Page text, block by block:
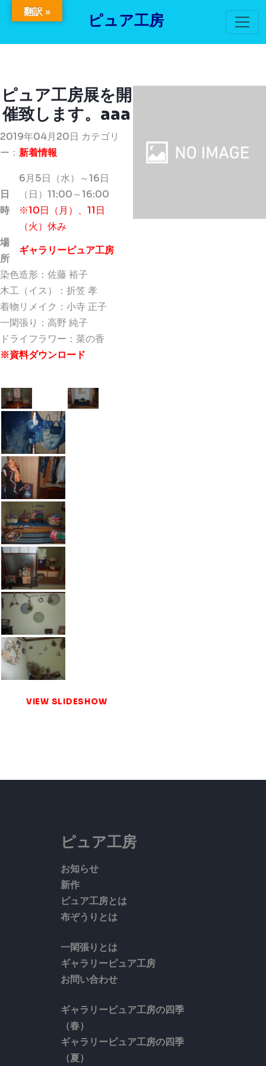
ピュア工房
ピュア工房展を開
催致します。aaa
2019年04月20日 カテゴリ
ー： 新着情報
日
時
6月5日（水）～16日
（日）11:00～16:00
※10日（月）、11日
（火）休み
場
所
ギャラリーピュア工房
染色造形：佐藤 裕子
木工（イス）：折笠 孝
着物リメイク：小寺 正子
一閑張り：高野 純子
ドライフラワー：菜の香
※資料ダウンロード
VIEW SLIDESHOW
ピュア工房
お知らせ
新作
ピュア工房とは
布ぞうりとは
一閑張りとは
ギャラリーピュア工房
お問い合わせ
ギャラリーピュア工房の四季
（春）
ギャラリーピュア工房の四季
（夏）
翻訳 »